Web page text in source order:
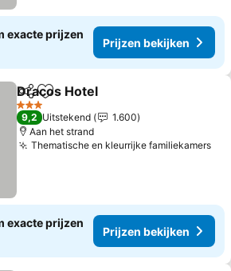
exacte prijzen
Prijzen bekijken
DelenToevoegen aan favorieten
Dracos Hotel
3 Sterren
9,2 Uitstekend
1.600
Aan het strand
Thematische en kleurrijke familiekamers
exacte prijzen
Prijzen bekijken